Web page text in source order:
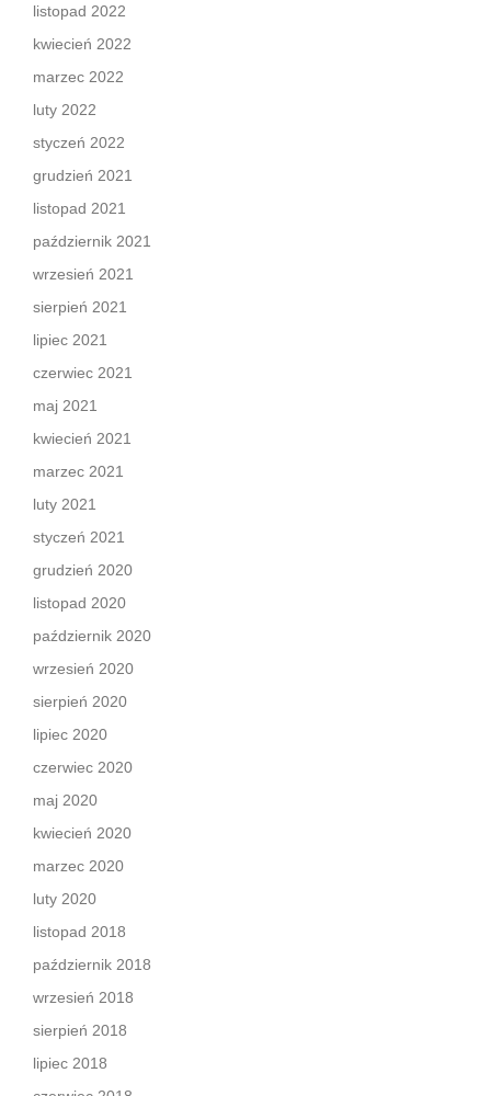
listopad 2022
kwiecień 2022
marzec 2022
luty 2022
styczeń 2022
grudzień 2021
listopad 2021
październik 2021
wrzesień 2021
sierpień 2021
lipiec 2021
czerwiec 2021
maj 2021
kwiecień 2021
marzec 2021
luty 2021
styczeń 2021
grudzień 2020
listopad 2020
październik 2020
wrzesień 2020
sierpień 2020
lipiec 2020
czerwiec 2020
maj 2020
kwiecień 2020
marzec 2020
luty 2020
listopad 2018
październik 2018
wrzesień 2018
sierpień 2018
lipiec 2018